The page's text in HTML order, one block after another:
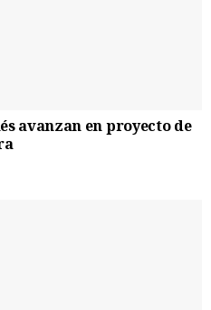
avanzan en proyecto de